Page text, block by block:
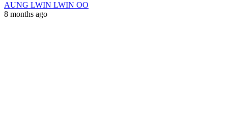
AUNG LWIN LWIN OO
8 months ago